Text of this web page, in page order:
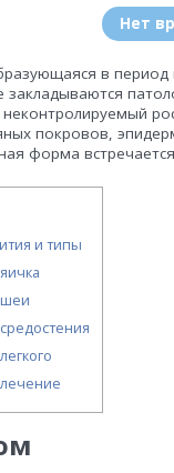
Нет
в
покровов,
форма
и типы